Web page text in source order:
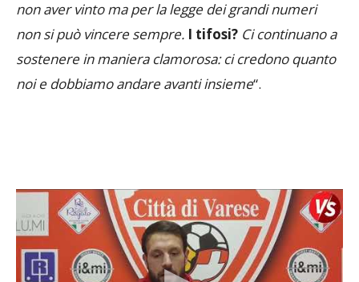
non si può vincere sempre.I tifosi? Ci continuano a
sostenere in maniera clamorosa: ci credono quanto
noi e dobbiamo andare avanti insieme“.